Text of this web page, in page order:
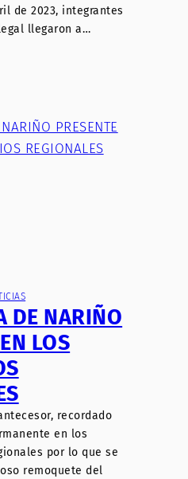
de 2023, integrantes
llegaron a…
DE NARIÑO
LOS
recordado
en los
por lo que se
remoquete del